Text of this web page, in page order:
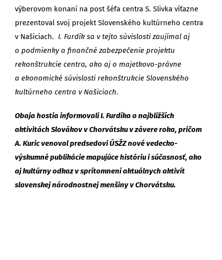
výberovom konaní na post šéfa centra S. Slivka víťazne
prezentoval svoj projekt Slovenského kultúrneho centra
v Našiciach. I. Furdík sa v tejto súvislosti zaujímal aj
o podmienky a finančné zabezpečenie projektu
rekonštrukcie centra, ako aj o majetkovo-právne
a ekonomické súvislosti rekonštrukcie Slovenského
kultúrneho centra v Našiciach.
Obaja hostia informovali I. Furdíka o najbližších
aktivitách Slovákov v Chorvátsku v závere roka, pričom
A. Kuric venoval predsedovi ÚSŽZ nové vedecko-
výskumné publikácie mapujúce históriu i súčasnosť, ako
aj kultúrny odkaz v sprítomnení aktuálnych aktivít
slovenskej národnostnej menšiny v Chorvátsku.